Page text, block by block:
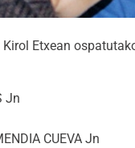
Etxean
Jn
CUEVA Jn